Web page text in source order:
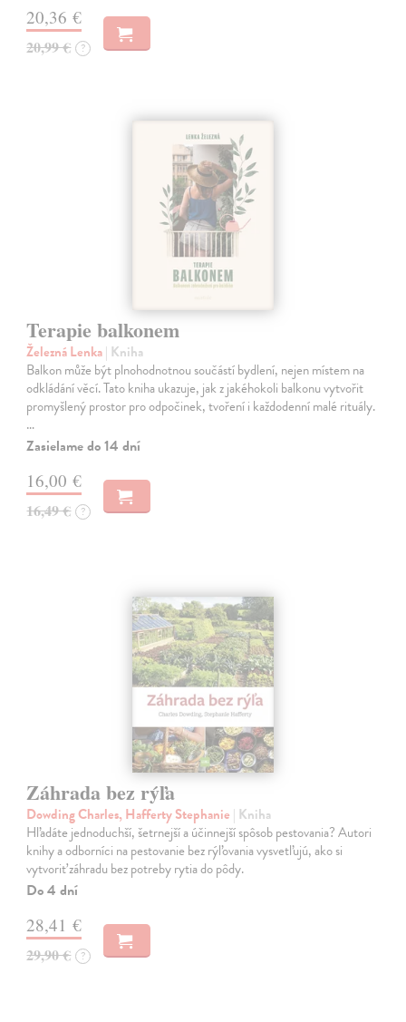
20,36 €
20,99 € ?
Terapie balkonem
Železná Lenka| Kniha
Balkon může být plnohodnotnou součástí bydlení, nejen místem na
odkládání věcí. Tato kniha ukazuje, jak z jakéhokoli balkonu vytvořit
promyšlený prostor pro odpočinek, tvoření i každodenní malé rituály.
…
Zasielame do 14 dní
16,00 €
16,49 € ?
Záhrada bez rýľa
Dowding Charles, Hafferty Stephanie | Kniha
Hľadáte jednoduchší, šetrnejší a účinnejší spôsob pestovania? Autori
knihy a odborníci na pestovanie bez rýľovania vysvetľujú, ako si
vytvoriť záhradu bez potreby rytia do pôdy.
Do 4 dní
28,41 €
29,90 € ?